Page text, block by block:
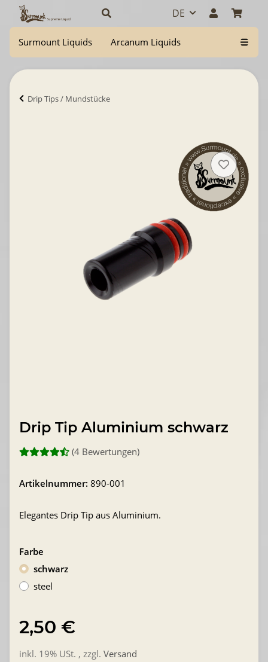
DE
Surmount Liquids Arcanum Liquids
Drip Tips / Mundstücke
Drip Tip Aluminium schwarz
(4 Bewertungen)
Artikelnummer: 890-001
Elegantes Drip Tip aus Aluminium.
Farbe
schwarz
steel
2,50 €
inkl. 19% USt. , zzgl. Versand